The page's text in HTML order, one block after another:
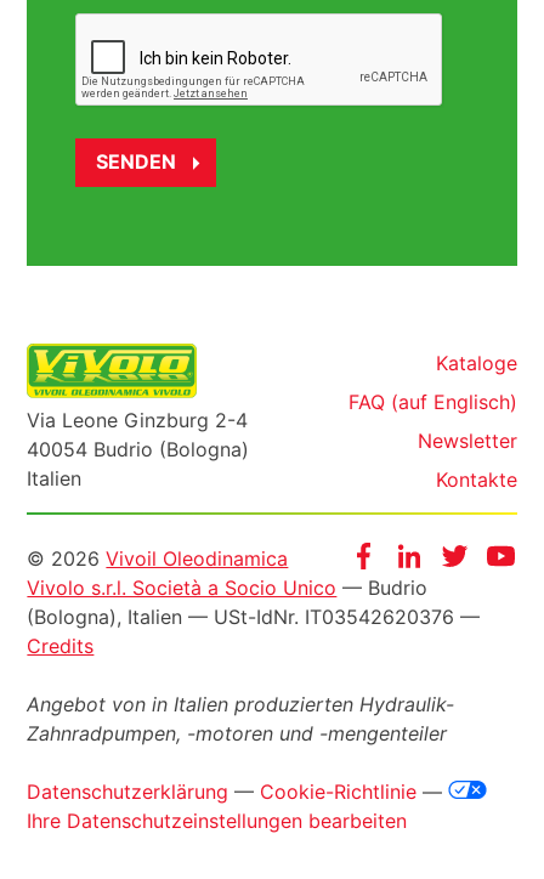
Via Leone Ginzburg 2-4
40054 Budrio (Bologna)
Italien
Kataloge
FAQ (auf Englisch)
Newsletter
Kontakte
FacebookInstagram
Twitter
Informazioni
legali
© 2026Vivoil Oleodinamica
Vivolo s.r.l. Società a Socio Unico — Budrio
(Bologna), Italien — USt-IdNr. IT03542620376 —
Credits
Angebot von in Italien produzierten Hydraulik-
Zahnradpumpen, -motoren und -mengenteiler
Datenschutzerklärung — Cookie-Richtlinie —
Ihre Datenschutzeinstellungen bearbeiten